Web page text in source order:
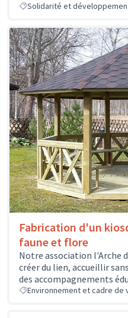
Solidarité et
Fabrication d'un
faune et flore
Notre association l'Arche
créer du lien, accueillir
des accompagnements
Environnement et cadre de